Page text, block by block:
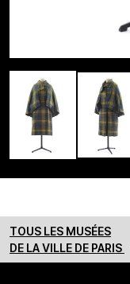
TOUS LES MUSÉES
DE LA VILLE DE PARIS